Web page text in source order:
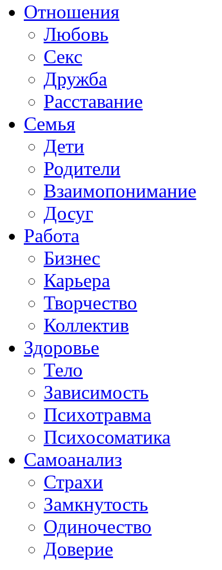
Отношения
Любовь
Секс
Дружба
Расставание
Семья
Дети
Родители
Взаимопонимание
Досуг
Работа
Бизнес
Карьера
Творчество
Коллектив
Здоровье
Тело
Зависимость
Психотравма
Психосоматика
Самоанализ
Страхи
Замкнутость
Одиночество
Доверие